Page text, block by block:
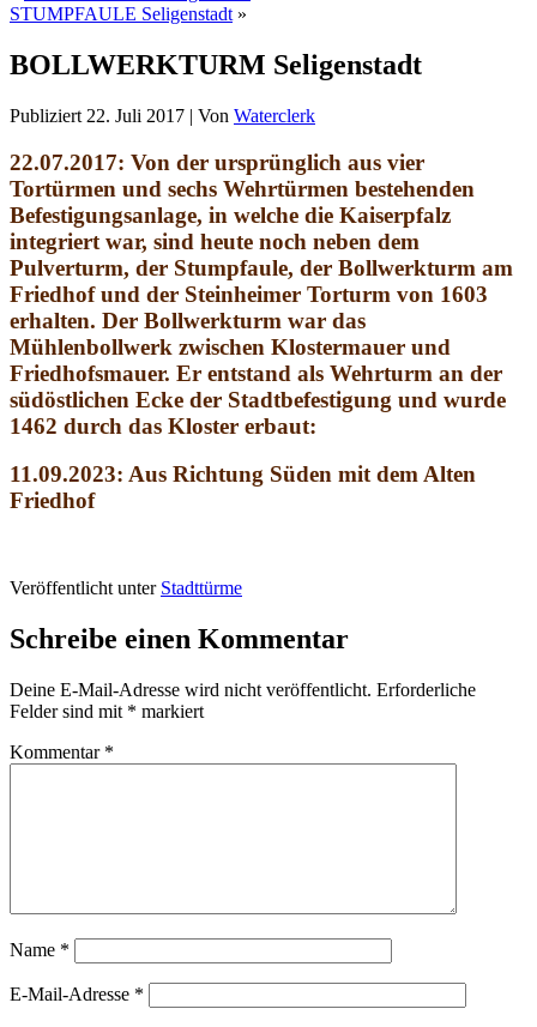
STUMPFAULE Seligenstadt »
BOLLWERKTURM Seligenstadt
Publiziert 22. Juli 2017 | Von Waterclerk
22.07.2017: Von der ursprünglich aus vier
Tortürmen und sechs Wehrtürmen bestehenden
Befestigungsanlage, in welche die Kaiserpfalz
integriert war, sind heute noch neben dem
Pulverturm, der Stumpfaule, der Bollwerkturm am
Friedhof und der Steinheimer Torturm von 1603
erhalten. Der Bollwerkturm war das
Mühlenbollwerk zwischen Klostermauer und
Friedhofsmauer. Er entstand als Wehrturm an der
südöstlichen Ecke der Stadtbefestigung und wurde
1462 durch das Kloster erbaut:
11.09.2023: Aus Richtung Süden mit dem Alten
Friedhof
Veröffentlicht unter Stadttürme
Schreibe einen Kommentar
Deine E-Mail-Adresse wird nicht veröffentlicht. Erforderliche
Felder sind mit * markiert
Kommentar *
Name *
E-Mail-Adresse *